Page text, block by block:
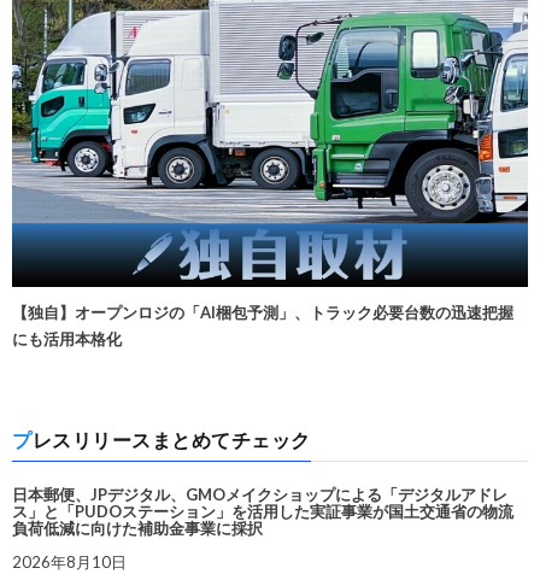
【独自】オープンロジの「AI梱包予測」、トラック必要台数の迅速把握
にも活用本格化
プレスリリースまとめてチェック
日本郵便、JPデジタル、GMOメイクショップによる「デジタルアドレ
ス」と「PUDOステーション」を活用した実証事業が国土交通省の物流
負荷低減に向けた補助金事業に採択
2026年8月10日